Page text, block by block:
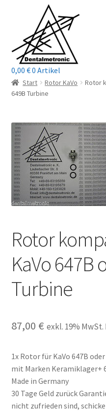
Navigation
springen
springen
Home
Mein Konto / Login
Kontakt
Reparaturservice
Wichtige Infos
Unsere Firma
Warenkorb
Stellenangebote
0,00 €0 Artikel
Start Rotor KaVo
Rotor
649B Turbine
Rotor
KaVo 647B
Turbine
87,00 € exkl. 19%
1x Rotor für KaVo 647B
mit Marken Keramiklager+
Made in Germany
30 Tage Geld zurück
nicht zufrieden sind,